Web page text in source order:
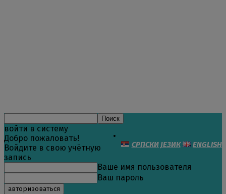
СРПСКИ ЈЕЗИК ENGLISH
войти в систему
Добро пожаловать!
Войдите в свою учётную
запись
Ваше имя пользователя
Ваш пароль